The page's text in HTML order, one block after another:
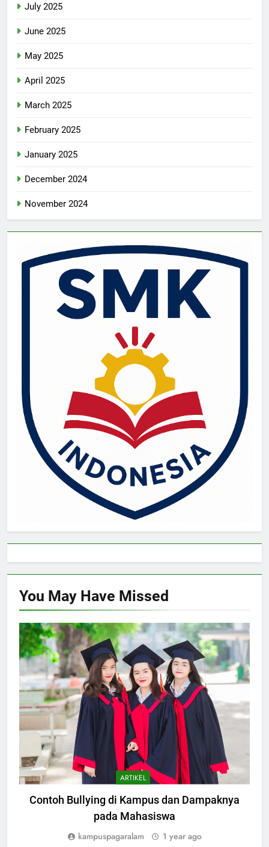
July 2025
June 2025
May 2025
April 2025
March 2025
February 2025
January 2025
December 2024
November 2024
You May Have Missed
ARTIKEL
Contoh Bullying di Kampus dan Dampaknya
pada Mahasiswa
kampuspagaralam 1 year ago